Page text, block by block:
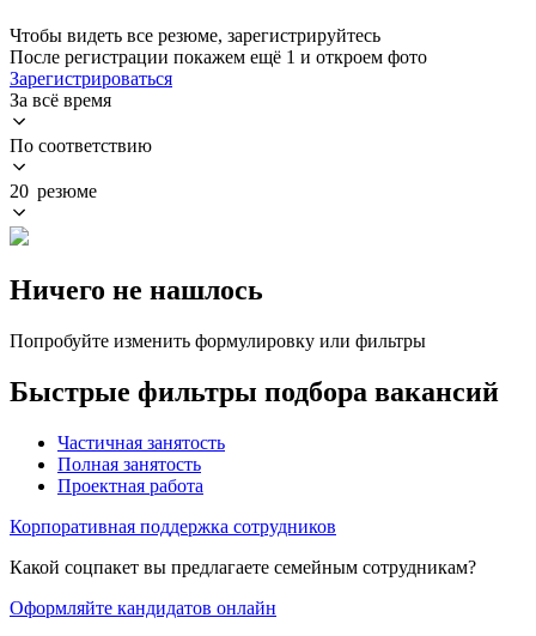
Чтобы видеть все резюме, зарегистрируйтесь
После регистрации покажем ещё 1 и откроем фото
Зарегистрироваться
За всё время
По соответствию
20 резюме
Ничего не нашлось
Попробуйте изменить формулировку или фильтры
Быстрые фильтры подбора вакансий
Частичная занятость
Полная занятость
Проектная работа
Корпоративная поддержка сотрудников
Какой соцпакет вы предлагаете семейным сотрудникам?
Оформляйте кандидатов онлайн